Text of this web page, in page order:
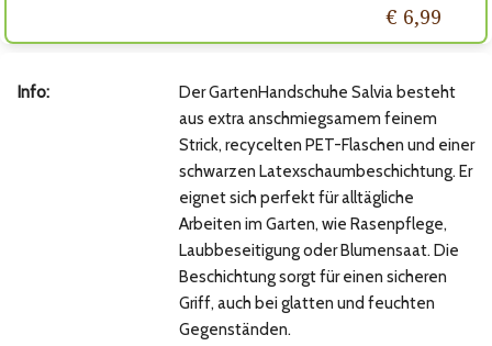
€ 6,99
Info:
Der GartenHandschuhe Salvia besteht
aus extra anschmiegsamem feinem
Strick, recycelten PET-Flaschen und einer
schwarzen Latexschaumbeschichtung. Er
eignet sich perfekt für alltägliche
Arbeiten im Garten, wie Rasenpflege,
Laubbeseitigung oder Blumensaat. Die
Beschichtung sorgt für einen sicheren
Griff, auch bei glatten und feuchten
Gegenständen.